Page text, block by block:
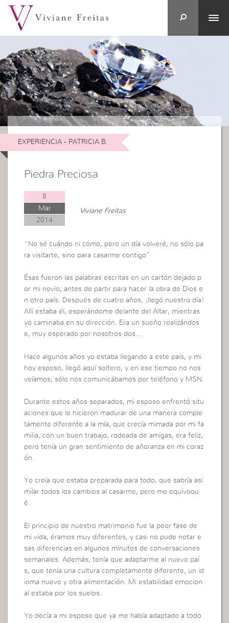
EXPERIENCIA - PATRICIA B.
Piedra Preciosa
8
Mar
2014
Viviane Freitas
“No sé cuándo ni cómo, pero un día volveré, no sólo pa
ra visitarte, sino para casarme contigo”
Ésas fueron las palabras escritas en un cartón dejado p
or mi novio, antes de partir para hacer la obra de Dios e
n otro país. Después de cuatro años, ¡llegó nuestro día!
Allí estaba él, esperándome delante del Altar, mientras
yo caminaba en su dirección. Era un sueño realizándos
e, muy esperado por nosotros dos…
Hace algunos años yo estaba llegando a este país, y mi
hoy esposo, llegó aquí soltero, y en ese tiempo no nos
veíamos, sólo nos comunicábamos por teléfono y MSN.
Durante estos años separados, mi esposo enfrentó situ
aciones que le hicieron madurar de una manera comple
tamente diferente a la mía, que crecía mimada por mi fa
milia, con un buen trabajo, rodeada de amigas, era feliz,
pero tenía un gran sentimiento de añoranza en mi coraz
ón.
Yo creía que estaba preparada para todo, que sabría asi
milar todos los cambios al casarme, pero me equivoqu
é.
El principio de nuestro matrimonio fue la peor fase de
mi vida, éramos muy diferentes, y casi no pude notar e
sas diferencias en algunos minutos de conversaciones
semanales. Además, tenía que adaptarme al nuevo paí
s, que tenía una cultura completamente diferente, un id
ioma nuevo y otra alimentación. Mi estabilidad emocion
al estaba por los suelos.
Yo decía a mi esposo que ya me había adaptado a todo